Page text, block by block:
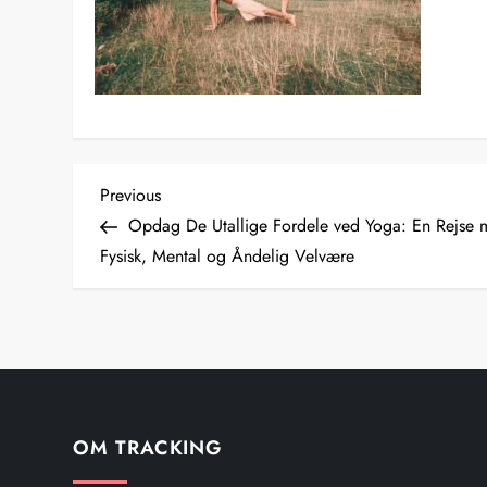
I
n
l
g
Previous
Post
Previous
Opdag De Utallige Fordele ved Yoga: En Rejse
Fysisk, Mental og Åndelig Velvære
OM TRACKING